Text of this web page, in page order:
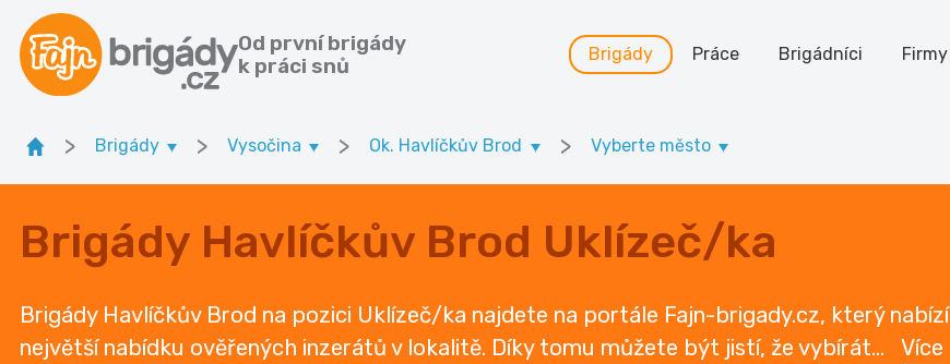
Od první brigády
k práci snů
Brigády Práce Brigádníci Firmy
> Brigády > Vysočina > Ok. Havlíčkův Brod > Vyberte město
Brigády Havlíčkův Brod Uklízeč/ka
Brigády Havlíčkův Brod na pozici Uklízeč/ka najdete na portále Fajn-brigady.cz, který nabízí
největší nabídku ověřených inzerátů v lokalitě. Díky tomu můžete být jistí, že vybírát... Více